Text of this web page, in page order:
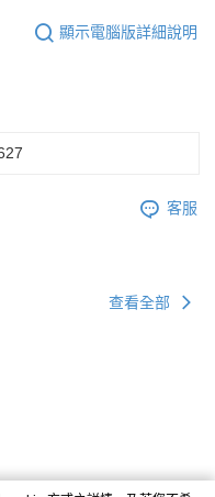
顯示電腦版詳細說明
客服
查看全部